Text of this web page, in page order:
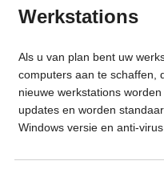
Werkstations
Als u van plan bent uw
computers aan te schaffen,
nieuwe werkstations
updates en worden
Windows versie en anti-virus